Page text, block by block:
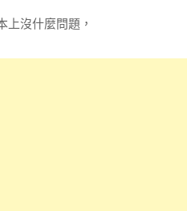
上沒什麼問題，